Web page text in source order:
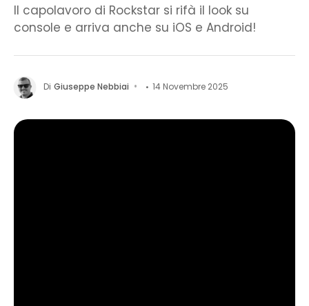
Il capolavoro di Rockstar si rifà il look su
console e arriva anche su iOS e Android!
Di Giuseppe Nebbiai 14 Novembre 2025